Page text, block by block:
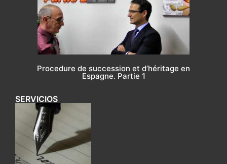
Procedure de succession et d’héritage en
Espagne. Partie 1
SERVICIOS